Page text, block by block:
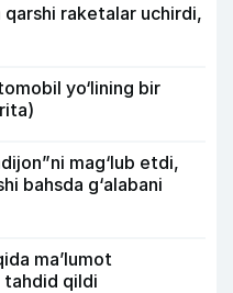
raketalar uchirdi,
yo‘lining bir
mag‘lub etdi,
bahsda g‘alabani
ma’lumot
tahdid qildi